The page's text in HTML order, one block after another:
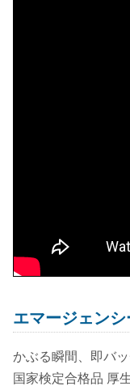
エマージェンシ
かぶる瞬間、即バ
国家検定合格品 厚